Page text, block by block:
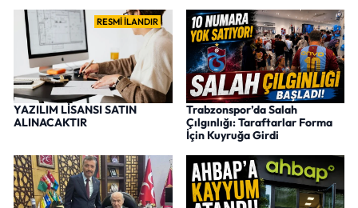
RESMİ İLANDIR
YAZILIM LİSANSI SATIN
ALINACAKTIR
Trabzonspor’da Salah
Çılgınlığı: Taraftarlar Forma
İçin Kuyruğa Girdi